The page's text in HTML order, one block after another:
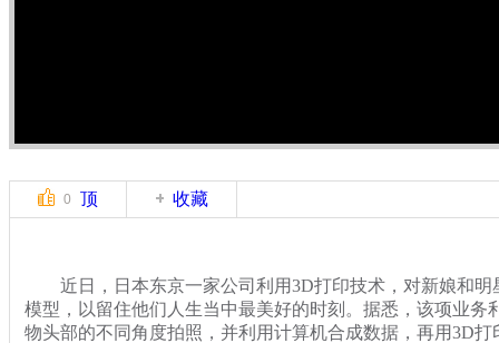
0 顶 收藏
近日，日本东京一家公司利用3D打印技术，对新娘和明
模型，以留住他们人生当中最美好的时刻。据悉，该项业务
物头部的不同角度拍照，并利用计算机合成数据，再用3D